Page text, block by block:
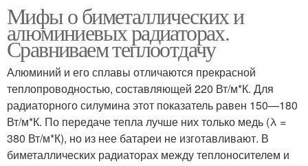
Мифы о биметаллических и
алюминиевых радиаторах.
Сравниваем теплоотдачу
Алюминий и его сплавы отличаются прекрасной
теплопроводностью, составляющей 220 Вт/м*К. Для
радиаторного силумина этот показатель равен 150—180
Вт/м*К. По передаче тепла лучше них только медь (λ =
380 Вт/м*К), но из нее батареи не изготавливают. В
биметаллических радиаторах между теплоносителем и